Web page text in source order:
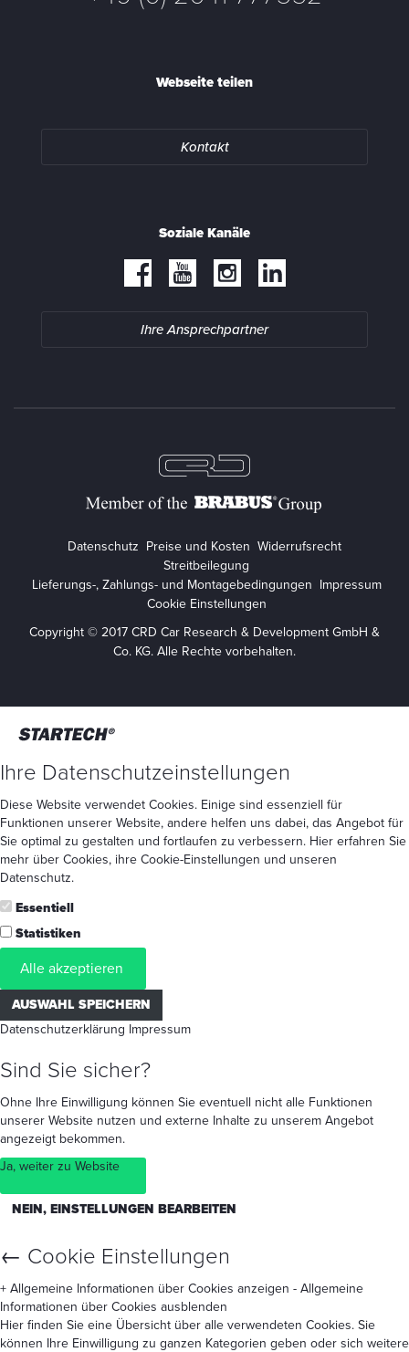
Webseite teilen
Kontakt
Soziale Kanäle
Ihre Ansprechpartner
Datenschutz Preise und Kosten Widerrufsrecht
Streitbeilegung
Lieferungs-, Zahlungs- und Montagebedingungen Impressum
Cookie Einstellungen
Copyright © 2017 CRD Car Research & Development GmbH &
Co. KG. Alle Rechte vorbehalten.
Ihre Datenschutzeinstellungen
Diese Website verwendet Cookies. Einige sind essenziell für
Funktionen unserer Website, andere helfen uns dabei, das Angebot für
Sie optimal zu gestalten und fortlaufen zu verbessern. Hier erfahren Sie
mehr über Cookies, ihre Cookie-Einstellungen und unseren
Datenschutz.
Essentiell
Statistiken
Alle akzeptieren
AUSWAHL SPEICHERN
Datenschutzerklärung Impressum
Sind Sie sicher?
Ohne Ihre Einwilligung können Sie eventuell nicht alle Funktionen
unserer Website nutzen und externe Inhalte zu unserem Angebot
angezeigt bekommen.
Ja, weiter zu Website
NEIN, EINSTELLUNGEN BEARBEITEN
← Cookie Einstellungen
+ Allgemeine Informationen über Cookies anzeigen - Allgemeine
Informationen über Cookies ausblenden
Hier finden Sie eine Übersicht über alle verwendeten Cookies. Sie
können Ihre Einwilligung zu ganzen Kategorien geben oder sich weitere